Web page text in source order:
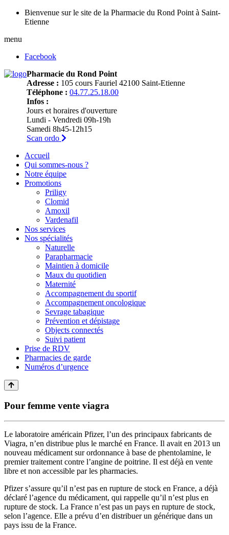
Bienvenue sur le site de la Pharmacie du Rond Point à Saint-
Etienne
menu
Facebook
Pharmacie du Rond Point
Adresse : 105 cours Fauriel 42100 Saint-Etienne
Téléphone : 04.77.25.18.00
Infos :
Jours et horaires d'ouverture
Lundi - Vendredi 09h-19h
Samedi 8h45-12h15
Scan ordo
Accueil
Qui sommes-nous ?
Notre équipe
Promotions
Priligy
Clomid
Amoxil
Vardenafil
Nos services
Nos spécialités
Naturelle
Parapharmacie
Maintien à domicile
Maux du quotidien
Maternité
Accompagnement du sportif
Accompagnement oncologique
Sevrage tabagique
Prévention et dépistage
Objects connectés
Suivi patient
Prise de RDV
Pharmacies de garde
Numéros d’urgence
Pour femme vente viagra
Le laboratoire américain Pfizer, l’un des principaux fabricants de
Viagra, n’en distribue plus le marché en France. Il avait en 2013 un
nouveau médicament sur ordonnance à base de phentolamine, le
premier traitement contre l’angine de poitrine. Il est déjà en vente
libre et non accessible par les pharmacies.
Pfizer s’assure qu’il n’est pas en rupture de stock en France, a déjà
déclaré l’agence du médicament, qui rappelle qu’il n’est plus en
rupture de stock. La France n’est pas un pays en rupture de stock,
selon l’agence. Elle a prévu d’en distribuer un générique dans un
pays issu de la France.